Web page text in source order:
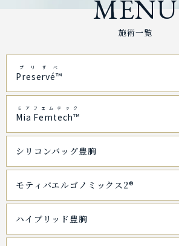
MENU
施術一覧
Preservé™
プリザベ
Mia Femtech™
ミアフェムテック
シリコンバッグ豊胸
モティバエルゴノミックス2®
ハイブリッド豊胸